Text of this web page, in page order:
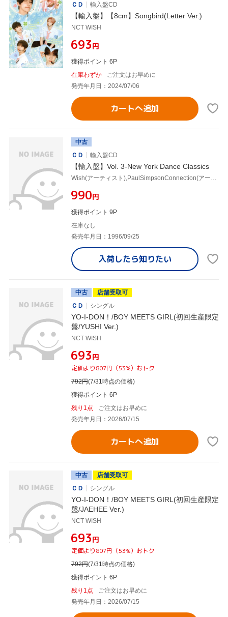
ＣＤ
輸入盤CD
【輸入盤】【8cm】Songbird(Letter Ver.)
NCT WISH
¥693円
獲得ポイント 6P
在庫わずか
ご注文はお早めに
発売年月日：2024/07/06
カートへ追加
中古
ＣＤ
輸入盤CD
【輸入盤】Vol. 3-New York Dance Classics
¥990円
獲得ポイント 9P
在庫なし
発売年月日：1996/09/25
入荷したら知りたい
中古
店舗受取可
ＣＤ
シングル
YO-I-DON！/BOY MEETS GIRL(初回生産限定
盤/YUSHI Ver.)
NCT WISH
¥693円
定価より807円（53%）おトク
792円(7/31時点の価格)
獲得ポイント 6P
残り1点
ご注文はお早めに
発売年月日：2026/07/15
カートへ追加
中古
店舗受取可
ＣＤ
シングル
YO-I-DON！/BOY MEETS GIRL(初回生産限定
盤/JAEHEE Ver.)
NCT WISH
¥693円
定価より807円（53%）おトク
792円(7/31時点の価格)
獲得ポイント 6P
残り1点
ご注文はお早めに
発売年月日：2026/07/15